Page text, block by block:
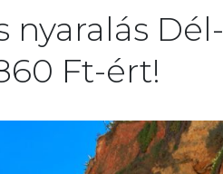
nyaralás Dél-
Ft-ért!